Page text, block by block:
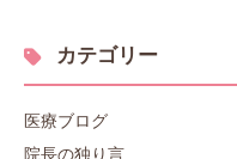
カテゴリー
医療ブログ
院長の独り言